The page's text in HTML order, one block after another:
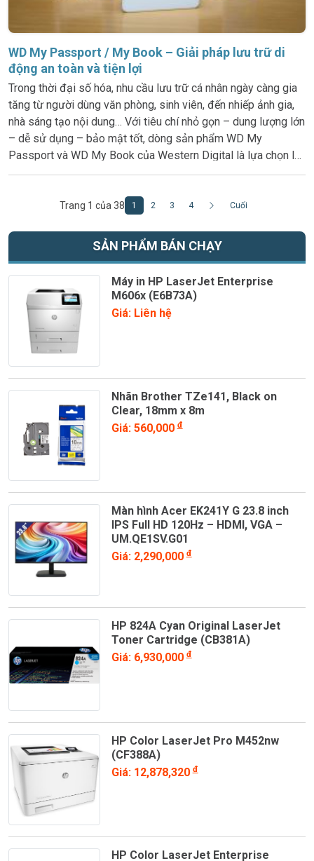
WD My Passport / My Book – Giải pháp lưu trữ di
động an toàn và tiện lợi
Trong thời đại số hóa, nhu cầu lưu trữ cá nhân ngày càng gia
tăng từ người dùng văn phòng, sinh viên, đến nhiếp ảnh gia,
nhà sáng tạo nội dung… Với tiêu chí nhỏ gọn – dung lượng lớn
– dễ sử dụng – bảo mật tốt, dòng sản phẩm WD My
Passport và WD My Book của Western Digital là lựa chọn lý
tưởng cho những ai cần giải pháp lưu trữ linh hoạt, đáng tin
Trang 1 của 38 1 2 3 4 Cuối
SẢN PHẨM BÁN CHẠY
Máy in HP LaserJet Enterprise
M606x (E6B73A)
Giá: Liên hệ
Nhãn Brother TZe141, Black on
Clear, 18mm x 8m
Giá: 560,000đ
Màn hình Acer EK241Y G 23.8 inch
IPS Full HD 120Hz – HDMI, VGA –
UM.QE1SV.G01
Giá: 2,290,000đ
HP 824A Cyan Original LaserJet
Toner Cartridge (CB381A)
Giá: 6,930,000đ
HP Color LaserJet Pro M452nw
(CF388A)
Giá: 12,878,320đ
HP Color LaserJet Enterprise